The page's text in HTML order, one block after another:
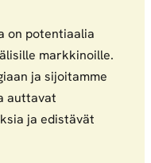
on potentiaalia
markkinoille.
ja sijoitamme
auttavat
ja edistävät